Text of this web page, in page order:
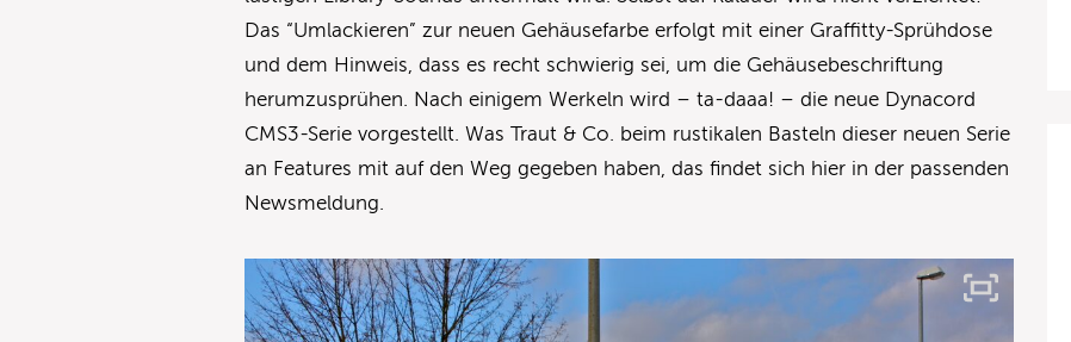
Das “Umlackieren” zur neuen Gehäusefarbe erfolgt mit einer Graffitty-Sprühdose
und dem Hinweis, dass es recht schwierig sei, um die Gehäusebeschriftung
herumzusprühen. Nach einigem Werkeln wird – ta-daaa! – die neue Dynacord
CMS3-Serie vorgestellt. Was Traut & Co. beim rustikalen Basteln dieser neuen Serie
an Features mit auf den Weg gegeben haben, das findet sich hier in der passenden
Newsmeldung.